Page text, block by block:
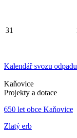
31
Kalendář svozu odpadu
Kaňovice
Projekty a dotace
650 let obce Kaňovice
Zlatý erb